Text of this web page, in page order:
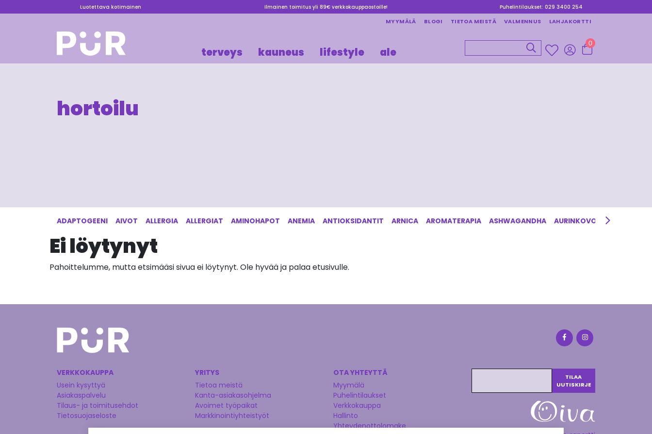
Luotettava kotimainen Ilmainen toimitus yli 89€ verkkokauppaostoille! Puhelintilaukset: 029 3400 254
MYYMÄLÄ BLOGI TIETOA MEISTÄ VALMENNUS LAHJAKORTTI
terveys kauneus lifestyle ale
0
hortoilu
ADAPTOGEENI AIVOT ALLERGIA ALLERGIAT AMINOHAPOT ANEMIA ANTIOKSIDANTIT ARNICA AROMATERAPIA ASHWAGANDHA AURINKOVOIDE
Ei löytynyt
Pahoittelumme, mutta etsimääsi sivua ei löytynyt. Ole hyvää ja palaa etusivulle.
VERKKOKAUPPA
Usein kysyttyä
Asiakaspalvelu
Tilaus- ja toimitusehdot
Tietosuojaseloste
YRITYS
Tietoa meistä
Kanta-asiakasohjelma
Avoimet työpaikat
Markkinointiyhteistyöt
OTA YHTEYTTÄ
Myymälä
Puhelintilaukset
Verkkokauppa
Hallinto
Yhteydenottolomake